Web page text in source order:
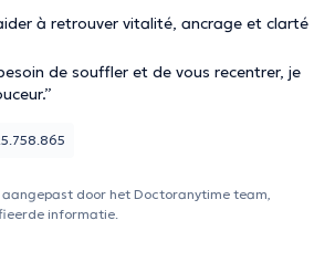
à retrouver vitalité, ancrage et clarté
de souffler et de vous recentrer, je
door het Doctoranytime team,
informatie.